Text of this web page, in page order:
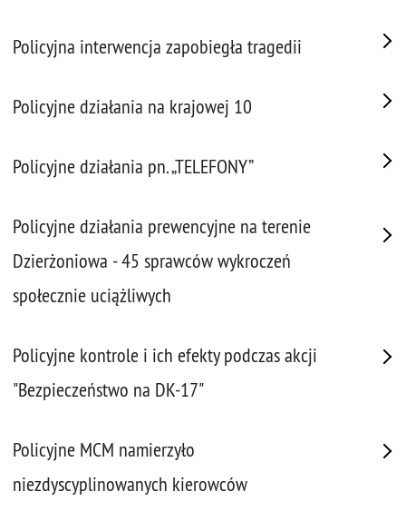
Policyjna interwencja zapobiegła tragedii
Policyjne działania na krajowej 10
Policyjne działania pn. „TELEFONY”
Policyjne działania prewencyjne na terenie
Dzierżoniowa - 45 sprawców wykroczeń
społecznie uciążliwych
Policyjne kontrole i ich efekty podczas akcji
"Bezpieczeństwo na DK-17"
Policyjne MCM namierzyło
niezdyscyplinowanych kierowców